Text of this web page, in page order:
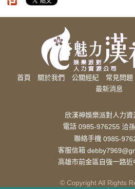
首頁 關於我們 公關經紀 常見問題
最新消息
欣漢神娛樂派對人力資
電話 0985-976255 洽
聯絡手機 0985-
客服信箱
高雄市前金區自強一路近
© Copyright All Rights